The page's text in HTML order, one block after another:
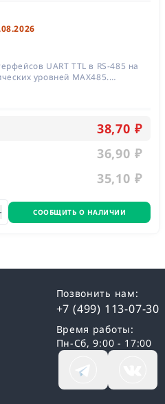
UART TTL в RS-485 на
уровней MAX485.
38,70 ₽
36,90 ₽
35,10 ₽
СООБЩИТЬ О НАЛИЧИИ
Позвонить нам:
+7 (499) 113-07-30
Время работы:
Пн-Сб, 9:00 - 17:00